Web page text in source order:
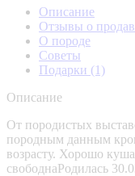
Описание
Отзывы о
О породе
Советы
Подарки (1)
Описание
От породистых
породным данным
возрасту. Хорошо
свободнаРодилась